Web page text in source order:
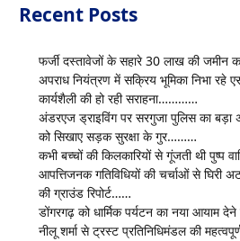
Recent Posts
फर्जी दस्तावेजों के सहारे 30 लाख की जमीन
अपराध नियंत्रण में सक्रिय भूमिका निभा रहे
कार्यशैली की हो रही सराहना…………
अंडरएज ड्राइविंग पर सरगुजा पुलिस का
को सिखाए सड़क सुरक्षा के गुर………
कभी बच्चों की किलकारियों से गूंजती थी पुष्प
आपत्तिजनक गतिविधियों की चर्चाओं से घिरी
की ग्राउंड रिपोर्ट……
डोंगरगढ़ को धार्मिक पर्यटन का नया आयाम
नीलू शर्मा से ट्रस्ट प्रतिनिधिमंडल की